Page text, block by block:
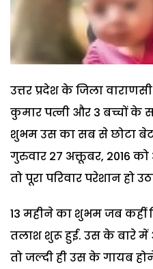
उत्तर प्रदेश के जिला
कुमार पत्नी और 3 बच्चों के
शुभम उस का सब से छोटा
गुरुवार 27 अक्तूबर, 2016
तो पूरा परिवार परेशान हो
13 महीने का शुभम जब कहीं
तलाश शुरू हुई. उस के बारे
तो जल्दी ही उस के गायब